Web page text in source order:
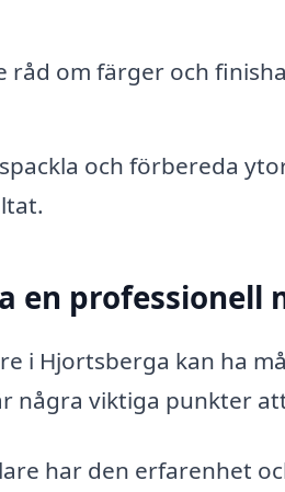
råd om färger och
och förbereda
en professionell
i Hjortsberga kan ha
några viktiga punkter
har den erfarenhet